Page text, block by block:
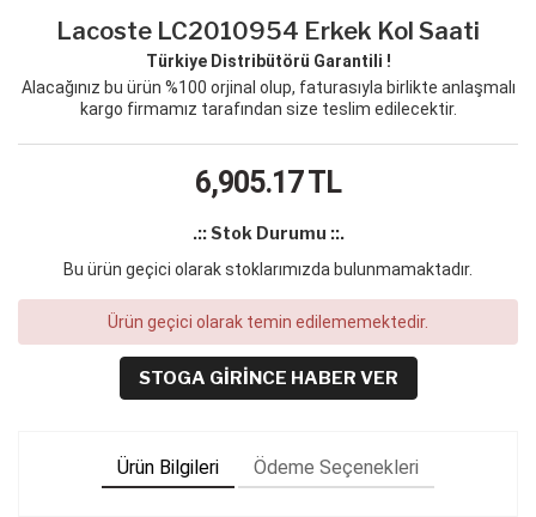
Lacoste LC2010954 Erkek Kol Saati
Türkiye Distribütörü Garantili !
Alacağınız bu ürün %100 orjinal olup, faturasıyla birlikte anlaşmalı
kargo firmamız tarafından size teslim edilecektir.
6,905.17TL
.:: Stok Durumu ::.
Bu ürün geçici olarak stoklarımızda bulunmamaktadır.
Ürün geçici olarak temin edilememektedir.
STOGA GIRINCE HABER VER
Ürün Bilgileri Ödeme Seçenekleri